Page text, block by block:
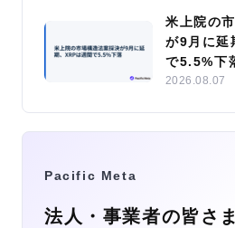
米上院の
が9月に延
で5.5%下
2026.08.07
Pacific Meta
法人・事業者の皆さ